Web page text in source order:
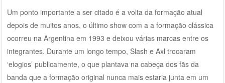
Um ponto importante a ser citado é a volta da formação atual
depois de muitos anos, o último show com a a formação clássica
ocorreu na Argentina em 1993 e deixou várias marcas entre os
integrantes. Durante um longo tempo, Slash e Axl trocaram
‘elogios’ publicamente, o que plantava na cabeça dos fãs da
banda que a formação original nunca mais estaria junta em um